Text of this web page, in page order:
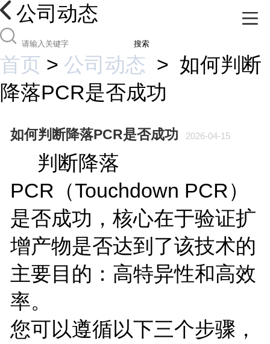
公司动态
搜索
首页 > 公司动态 > 如何判断
降落PCR是否成功
如何判断降落PCR是否成功 2026-04-15
判断降落
PCR（Touchdown PCR）
是否成功，核心在于验证扩
增产物是否达到了该技术的
主要目的：高特异性和高效
率。
您可以遵循以下三个步骤，